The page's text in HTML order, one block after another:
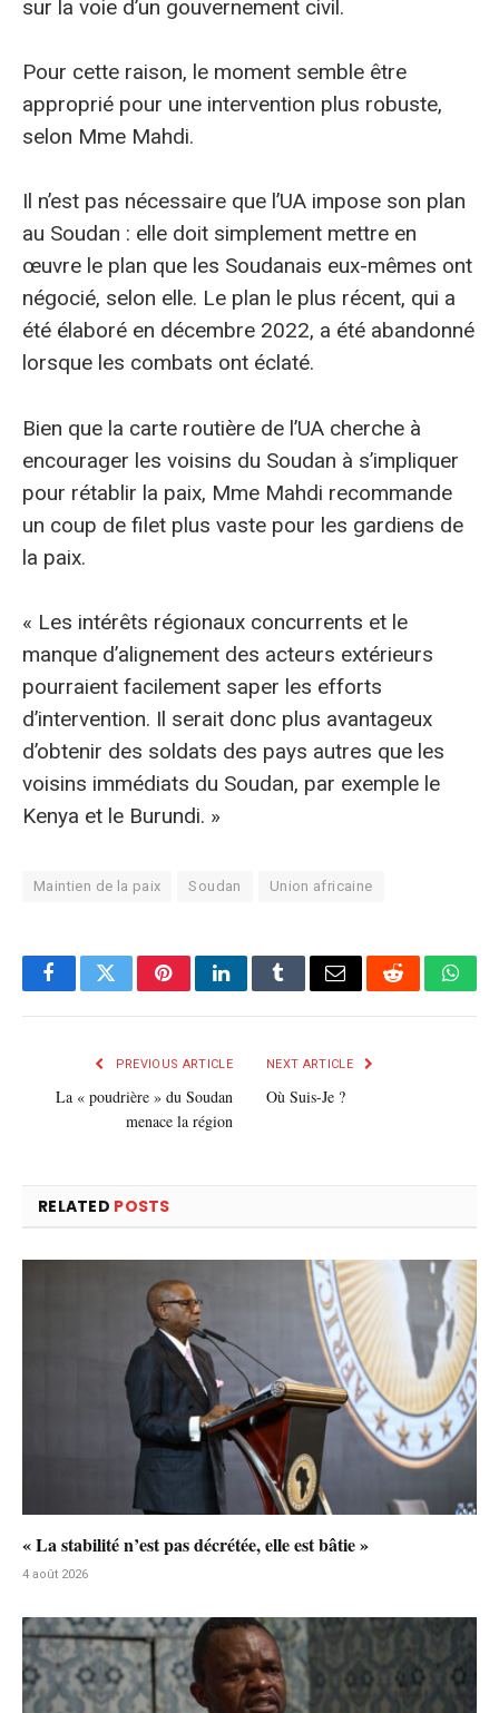
sur la voie d’un gouvernement civil.
Pour cette raison, le moment semble être
approprié pour une intervention plus robuste,
selon Mme Mahdi.
Il n’est pas nécessaire que l’UA impose son plan
au Soudan : elle doit simplement mettre en
œuvre le plan que les Soudanais eux-mêmes ont
négocié, selon elle. Le plan le plus récent, qui a
été élaboré en décembre 2022, a été abandonné
lorsque les combats ont éclaté.
Bien que la carte routière de l’UA cherche à
encourager les voisins du Soudan à s’impliquer
pour rétablir la paix, Mme Mahdi recommande
un coup de filet plus vaste pour les gardiens de
la paix.
« Les intérêts régionaux concurrents et le
manque d’alignement des acteurs extérieurs
pourraient facilement saper les efforts
d’intervention. Il serait donc plus avantageux
d’obtenir des soldats des pays autres que les
voisins immédiats du Soudan, par exemple le
Kenya et le Burundi. »
Maintien de la paix Soudan Union africaine
FacebookTwitterPinterestLinkedInTumblrE-
Reddit
PREVIOUS ARTICLE
La « poudrière » du Soudan
menace la région
NEXT ARTICLE
Où Suis-Je ?
RELATED POSTS
« La stabilité n’est pas décrétée, elle est bâtie »
4 août 2026